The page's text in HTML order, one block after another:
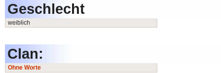
Geschlecht
weiblich
Clan:
Ohne Worte